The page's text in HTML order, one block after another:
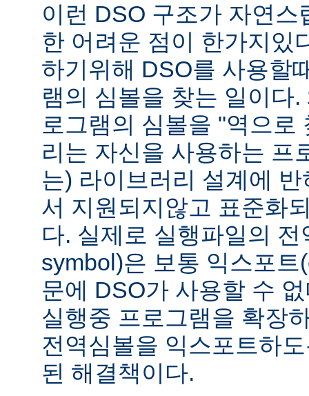
이런 DSO 구조가 자연
한 어려운 점이 한가지있
하기위해 DSO를 사용할
램의 심볼을 찾는 일이다
로그램의 심볼을 "역으로
리는 자신을 사용하는 프
는) 라이브러리 설계에
서 지원되지않고 표준화
다. 실제로 실행파일의
symbol)은 보통 익스포
문에 DSO가 사용할 수
실행중 프로그램을 확장
전역심볼을 익스포트하
된 해결책이다.